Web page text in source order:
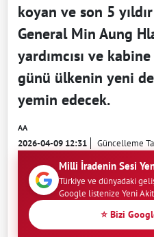
koyan ve son 5
General Min Aung
yardımcısı ve
günü ülkenin yeni
yemin edecek.
AA
2026-04-09 12:31 Güncelleme
Milli İradenin Sesi
Türkiye ve dünyadaki
Google listenize Yeni
⭐ Bizi